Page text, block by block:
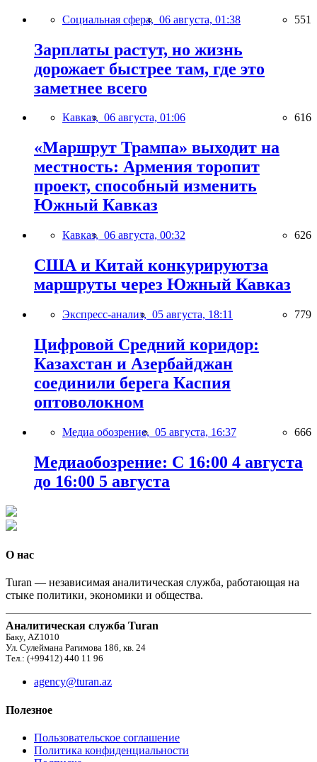
Социальная сфера, 06 августа, 01:38 551
Зарплаты растут, но жизнь
дорожает быстрее там, где это
заметнее всего
Кавказ, 06 августа, 01:06 616
«Маршрут Трампа» выходит на
местность: Армения торопит
проект, способный изменить
Южный Кавказ
Кавказ, 06 августа, 00:32 626
США и Китай конкурируютза
маршруты через Южный Кавказ
Экспресс-анализ, 05 августа, 18:11 779
Цифровой Средний коридор:
Казахстан и Азербайджан
соединили берега Каспия
оптоволокном
Медиа обозрение, 05 августа, 16:37 666
Медиаобозрение: С 16:00 4 августа
до 16:00 5 августа
О нас
Turan — независимая аналитическая служба, работающая на
стыке политики, экономики и общества.
Аналитическая служба Turan
Баку, AZ1010
Ул. Сулеймана Рагимова 186, кв. 24
Тел.: (+99412) 440 11 96
agency@turan.az
Полезное
Пользовательское соглашение
Политика конфиденциальности